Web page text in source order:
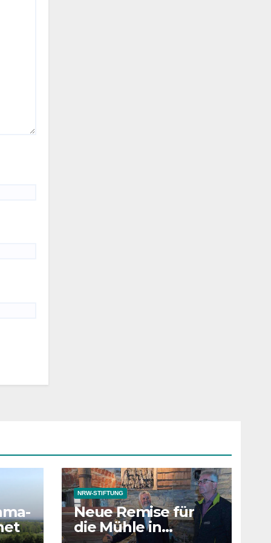
NRW-STIFTUNG
Neue Remise für
die Mühle in